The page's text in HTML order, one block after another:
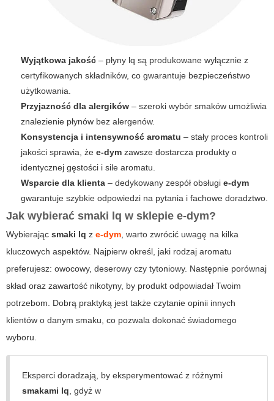
Wyjątkowa jakość – płyny lq są produkowane wyłącznie z
certyfikowanych składników, co gwarantuje bezpieczeństwo
użytkowania.
Przyjazność dla alergików – szeroki wybór smaków umożliwia
znalezienie płynów bez alergenów.
Konsystencja i intensywność aromatu – stały proces kontroli
jakości sprawia, że e-dym zawsze dostarcza produkty o
identycznej gęstości i sile aromatu.
Wsparcie dla klienta – dedykowany zespół obsługi e-dym
gwarantuje szybkie odpowiedzi na pytania i fachowe doradztwo.
Jak wybierać smaki lq w sklepie e-dym?
Wybierając smaki lq z e-dym , warto zwrócić uwagę na kilka
kluczowych aspektów. Najpierw określ, jaki rodzaj aromatu
preferujesz: owocowy, deserowy czy tytoniowy. Następnie porównaj
skład oraz zawartość nikotyny, by produkt odpowiadał Twoim
potrzebom. Dobrą praktyką jest także czytanie opinii innych
klientów o danym smaku, co pozwala dokonać świadomego
wyboru.
Eksperci doradzają, by eksperymentować z różnymi
smakami lq , gdyż w